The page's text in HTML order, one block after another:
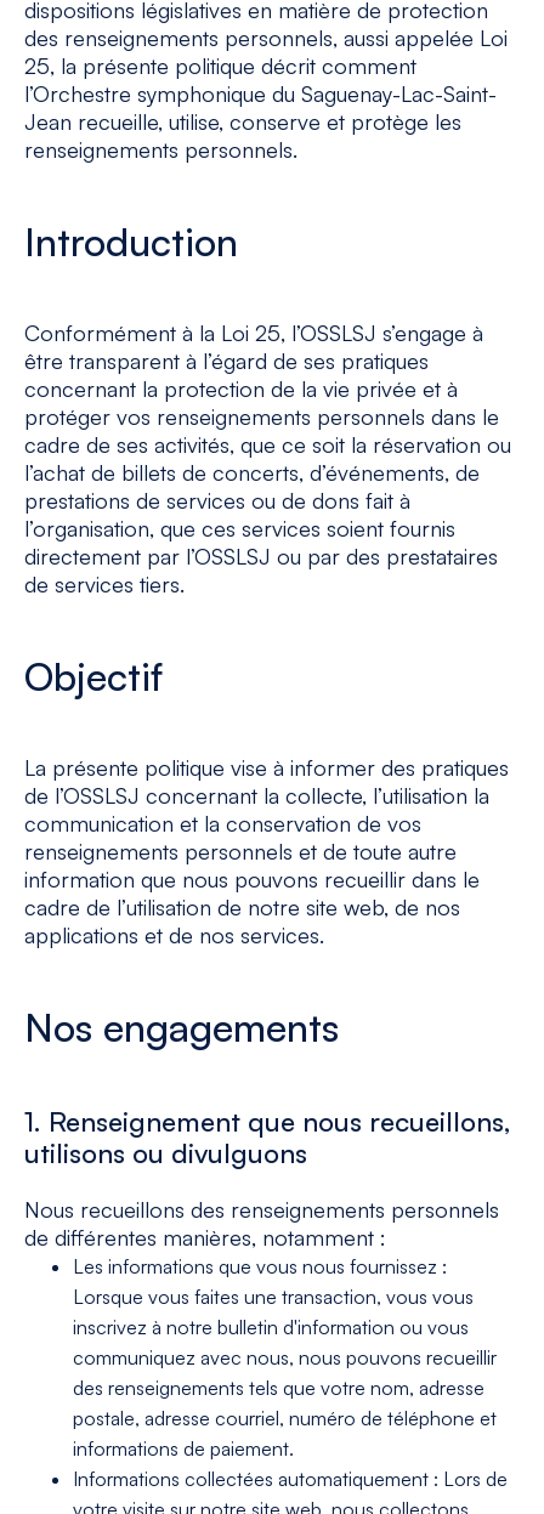
dispositions législatives en matière de protection
des renseignements personnels, aussi appelée Loi
25, la présente politique décrit comment
l’Orchestre symphonique du Saguenay-Lac-Saint-
Jean recueille, utilise, conserve et protège les
renseignements personnels.
Introduction
Conformément à la Loi 25, l’OSSLSJ s’engage à
être transparent à l’égard de ses pratiques
concernant la protection de la vie privée et à
protéger vos renseignements personnels dans le
cadre de ses activités, que ce soit la réservation ou
l’achat de billets de concerts, d’événements, de
prestations de services ou de dons fait à
l’organisation, que ces services soient fournis
directement par l’OSSLSJ ou par des prestataires
de services tiers.
Objectif
La présente politique vise à informer des pratiques
de l’OSSLSJ concernant la collecte, l’utilisation la
communication et la conservation de vos
renseignements personnels et de toute autre
information que nous pouvons recueillir dans le
cadre de l’utilisation de notre site web, de nos
applications et de nos services.
Nos engagements
1. Renseignement que nous recueillons,
utilisons ou divulguons
Nous recueillons des renseignements personnels
de différentes manières, notamment :
Les informations que vous nous fournissez :
Lorsque vous faites une transaction, vous vous
inscrivez à notre bulletin d'information ou vous
communiquez avec nous, nous pouvons recueillir
des renseignements tels que votre nom, adresse
postale, adresse courriel, numéro de téléphone et
informations de paiement.
Informations collectées automatiquement : Lors de
votre visite sur notre site web, nous collectons